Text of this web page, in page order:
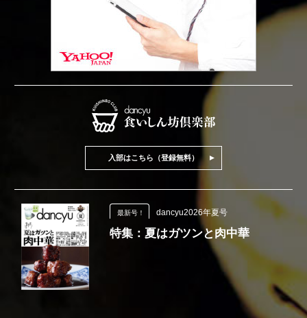
入部はこちら（登録無料）
最新号！ dancyu2026年夏号
特集：夏はガツンと肉中華